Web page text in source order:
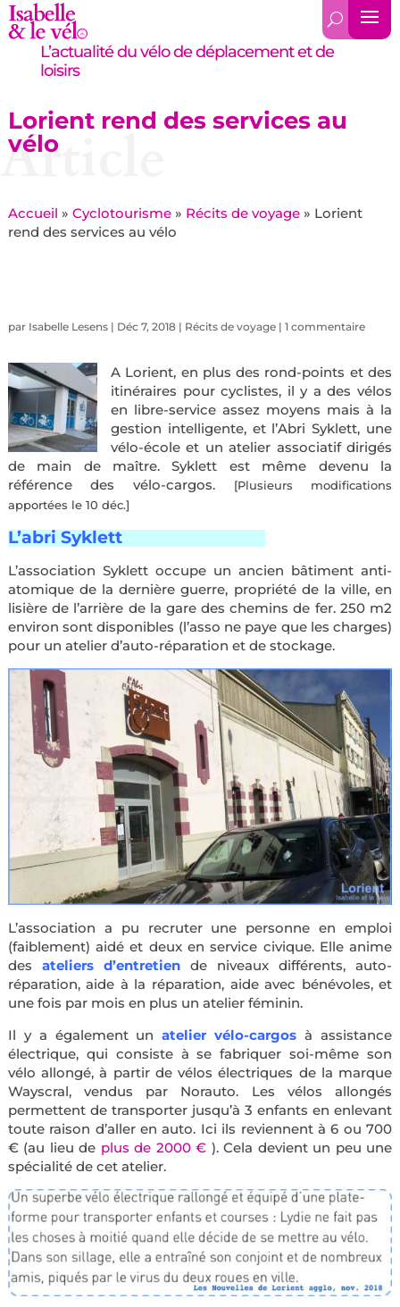
L’actualité du vélo de déplacement et de
loisirs
Lorient rend des services au
vélo
Article
Accueil » Cyclotourisme» Récits de voyage» Lorient
rend des services au vélo
par Isabelle Lesens| Déc 7, 2018| Récits de voyage| 1 commentaire
A Lorient, en plus des rond-points et des
itinéraires pour cyclistes, il y a des vélos
en libre-service assez moyens mais à la
gestion intelligente, et l’Abri Syklett, une
vélo-école et un atelier associatif dirigés
de main de maître. Syklett est même devenu la
référence des vélo-cargos.
[Plusieurs modifications
apportées le 10 déc.]
L’abri Syklett
L’association Syklett occupe un ancien bâtiment anti-
atomique de la dernière guerre, propriété de la ville, en
lisière de l’arrière de la gare des chemins de fer. 250 m2
environ sont disponibles (l’asso ne paye que les charges)
pour un atelier d’auto-réparation et de stockage.
L’association a pu recruter une personne en emploi
(faiblement) aidé et deux en service civique. Elle anime
des ateliers d’entretiende niveaux différents, auto-
réparation, aide à la réparation, aide avec bénévoles, et
une fois par mois en plus un atelier féminin.
Il y a également unatelier vélo-cargos à assistance
électrique, qui consiste à se fabriquer soi-même son
vélo allongé, à partir de vélos électriques de la marque
Wayscral, vendus par Norauto. Les vélos allongés
permettent de transporter jusqu’à 3 enfants en enlevant
toute raison d’aller en auto. Ici ils reviennent à 6 ou 700
€ (au lieu de plus de 2000 € ). Cela devient un peu une
spécialité de cet atelier.